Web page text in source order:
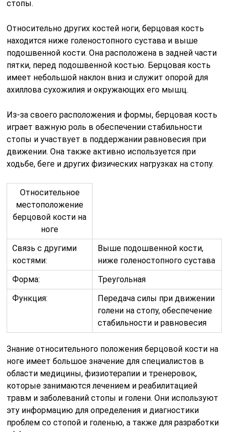
стопы.
Относительно других костей ноги, берцовая кость
находится ниже голеностопного сустава и выше
подошвенной кости. Она расположена в задней части
пятки, перед подошвенной костью. Берцовая кость
имеет небольшой наклон вниз и служит опорой для
ахиллова сухожилия и окружающих его мышц.
Из-за своего расположения и формы, берцовая кость
играет важную роль в обеспечении стабильности
стопы и участвует в поддержании равновесия при
движении. Она также активно используется при
ходьбе, беге и других физических нагрузках на стопу.
Относительное
местоположение
берцовой кости на
ноге
Связь с другими
костями:
Выше подошвенной кости,
ниже голеностопного сустава
Форма:
Треугольная
Функция:
Передача силы при движении
голени на стопу, обеспечение
стабильности и равновесия
Знание относительного положения берцовой кости на
ноге имеет большое значение для специалистов в
области медицины, физиотерапии и тренеровок,
которые занимаются лечением и реабилитацией
травм и заболеваний стопы и голени. Они используют
эту информацию для определения и диагностики
проблем со стопой и голенью, а также для разработки